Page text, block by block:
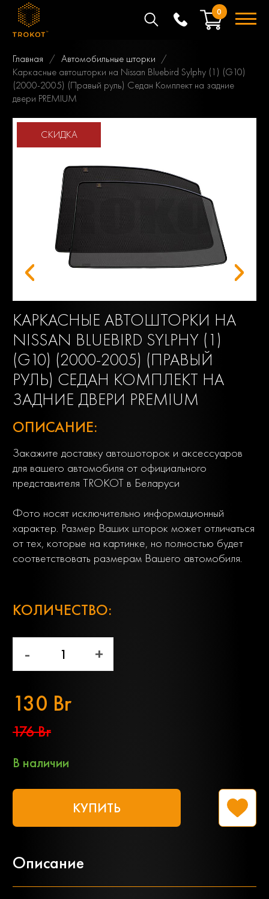
0
Главная
Автомобильные шторки
Каркасные автошторки на Nissan Bluebird Sylphy (1) (G10)
(2000-2005) (Правый руль) Седан Комплект на задние
двери PREMIUM
КАРКАСНЫЕ АВТОШТОРКИ НА
NISSAN BLUEBIRD SYLPHY (1)
(G10) (2000-2005) (ПРАВЫЙ
РУЛЬ) СЕДАН КОМПЛЕКТ НА
ЗАДНИЕ ДВЕРИ PREMIUM
СКИДКА
ОПИСАНИЕ:
Закажите доставку автошоторок и аксессуаров
для вашего автомобиля от официального
представителя TROKOT в Беларуси
Фото носят исключительно информационный
характер. Размер Ваших шторок может отличаться
от тех, которые на картинке, но полностью будет
соответствовать размерам Вашего автомобиля.
КОЛИЧЕСТВО:
- +
130 Br
176 Br
В наличии
КУПИТЬ
Описание